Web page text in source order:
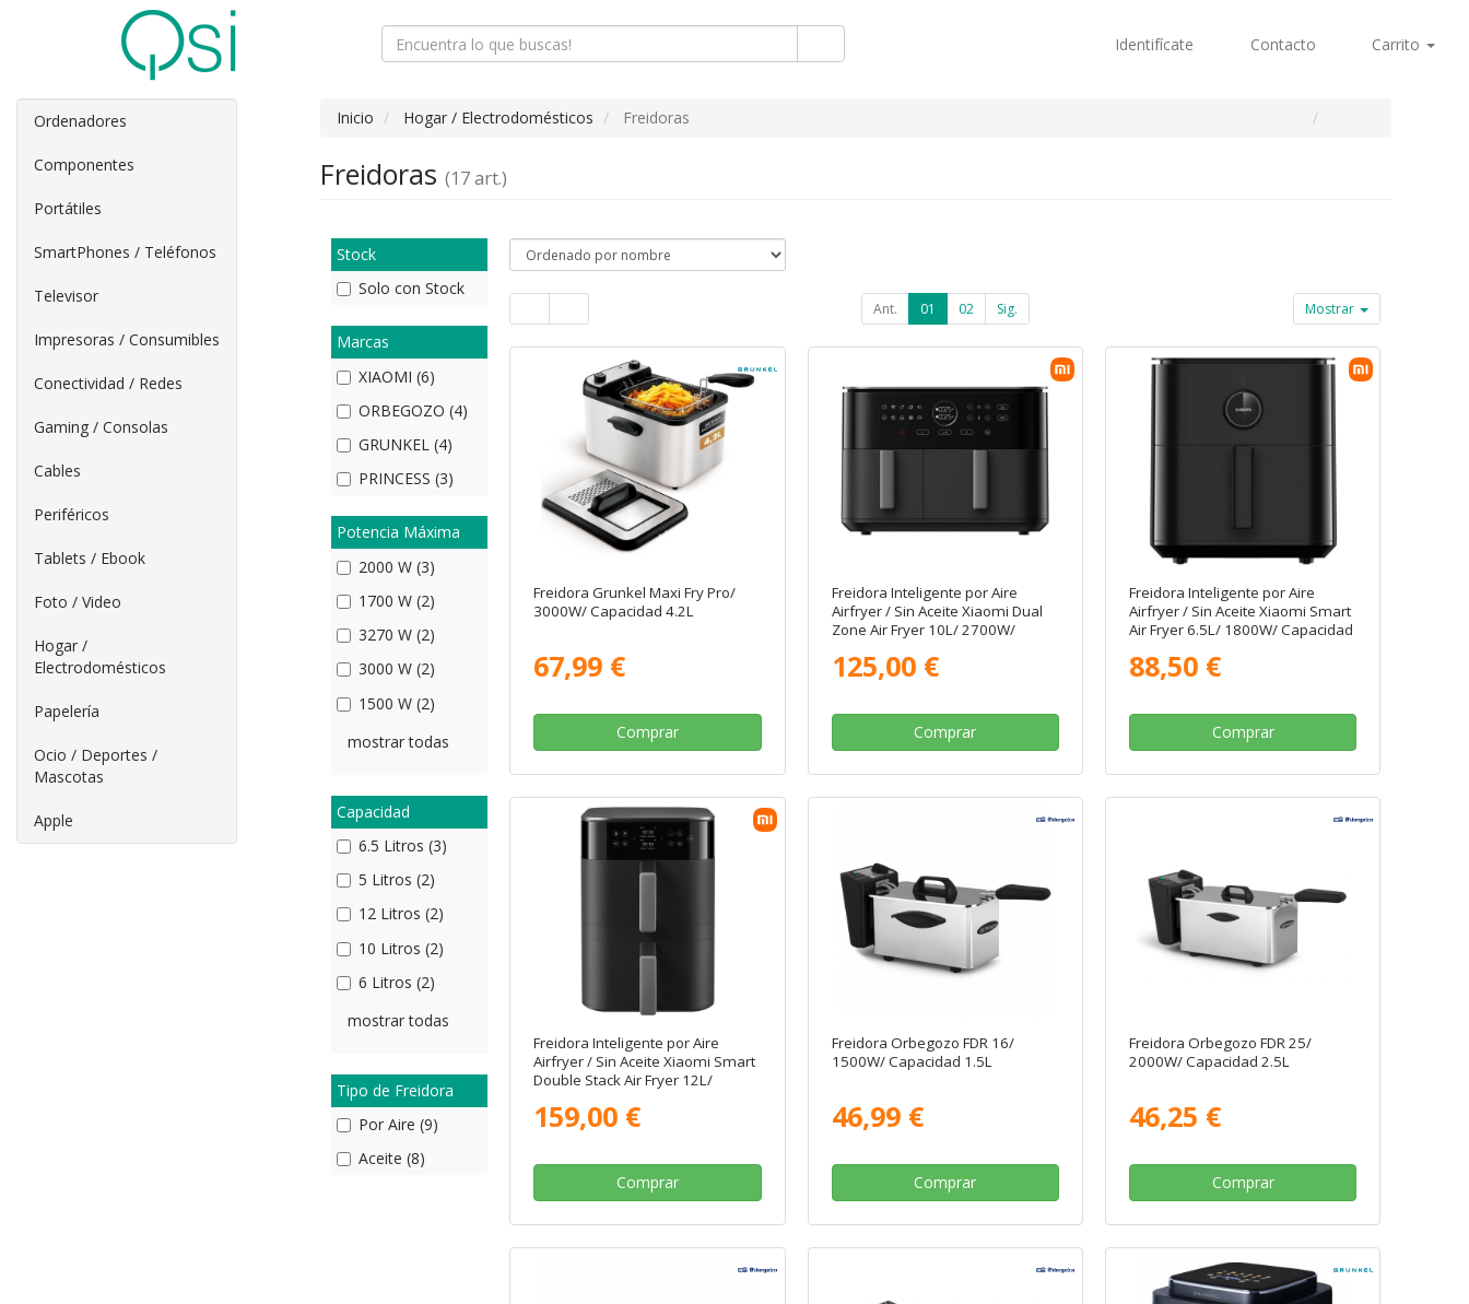
Identifícate Contacto Carrito
Ordenadores
Componentes
Portátiles
SmartPhones / Teléfonos
Televisor
Impresoras / Consumibles
Conectividad / Redes
Gaming / Consolas
Cables
Periféricos
Tablets / Ebook
Foto / Video
Hogar /
Electrodomésticos
Papelería
Ocio / Deportes /
Mascotas
Apple
Inicio Hogar / Electrodomésticos Freidoras
Freidoras (17 art.)
Stock
Solo con Stock
Marcas
XIAOMI (6)
ORBEGOZO (4)
GRUNKEL (4)
PRINCESS (3)
Potencia Máxima
2000 W (3)
1700 W (2)
3270 W (2)
3000 W (2)
1500 W (2)
mostrar todas
Capacidad
6.5 Litros (3)
5 Litros (2)
12 Litros (2)
10 Litros (2)
6 Litros (2)
mostrar todas
Tipo de Freidora
Por Aire (9)
Aceite (8)
Ant. 01 02 Sig. Mostrar
Freidora Grunkel Maxi Fry Pro/
3000W/ Capacidad 4.2L
67,99 €
Comprar
Freidora Inteligente por Aire
Airfryer / Sin Aceite Xiaomi Dual
Zone Air Fryer 10L/ 2700W/
125,00 €
Comprar
Freidora Inteligente por Aire
Airfryer / Sin Aceite Xiaomi Smart
Air Fryer 6.5L/ 1800W/ Capacidad
88,50 €
Comprar
Freidora Inteligente por Aire
Airfryer / Sin Aceite Xiaomi Smart
Double Stack Air Fryer 12L/
159,00 €
Comprar
Freidora Orbegozo FDR 16/
1500W/ Capacidad 1.5L
46,99 €
Comprar
Freidora Orbegozo FDR 25/
2000W/ Capacidad 2.5L
46,25 €
Comprar